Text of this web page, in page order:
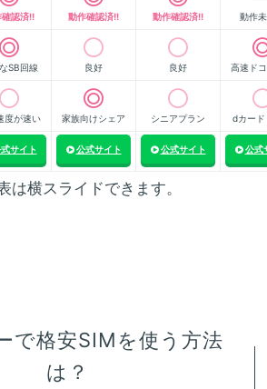
確認済!! 動作確認済!! 動作確認済!! 動作
SB回線 良好 良好 高速ド
度が速い 家族向けシェア シニアプラン dカード
サイト 公式サイト 公式サイト 公式
は横スライドできます。
で格安SIMを使う方法
は？